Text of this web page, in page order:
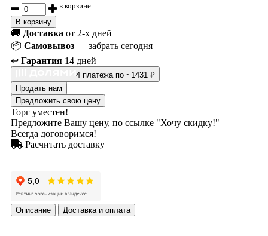
в корзине:
В корзину
🚚 Доставка от 2-х дней
📦 Самовывоз — забрать сегодня
↩️ Гарантия 14 дней
4 платежа по ~1431 ₽
Продать нам
Предложить свою цену
Торг уместен!
Предложите Вашу цену, по ссылке "Хочу скидку!"
Всегда договоримся!
Расчитать доставку
Описание Доставка и оплата